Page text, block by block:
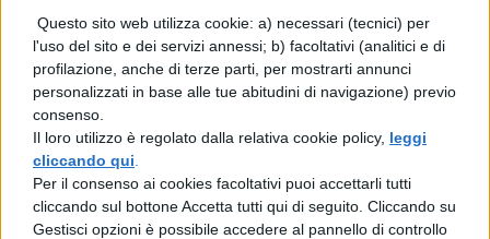
Questo sito web utilizza cookie: a) necessari (tecnici) per
l'uso del sito e dei servizi annessi; b) facoltativi (analitici e di
profilazione, anche di terze parti, per mostrarti annunci
personalizzati in base alle tue abitudini di navigazione) previo
consenso.
Il loro utilizzo è regolato dalla relativa cookie policy, leggi
cliccando qui
Per il consenso ai cookies facoltativi puoi accettarli tutti
cliccando sul bottone Accetta tutti qui di seguito. Cliccando su
Gestisci opzioni è possibile accedere al pannello di controllo
cui vi sarete già svegliati, causa fuochi
d’artificio – accompagna la santa in
processione, facendo il giro dell’isola e
visitando le case e i giardini dove le signore
hanno preparato una gustosa – talvolta
alcolica – colazione. Alle 17, c’è la
suggestivaprocessione della Barca di